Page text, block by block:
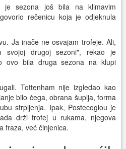
je sezona još bila na klimavim
rečenicu koja je odjeknula
Ja inače ne osvajam trofeje. Ali,
svojoj drugoj sezoni", rekao je
ovo bila druga sezona na klupi
Tottenham nije izgledao kao
bilo čega, obrana šuplja, forma
strpljenja. Ipak, Postecoglou je
drži trofej u rukama, njegova
fraza, već činjenica.